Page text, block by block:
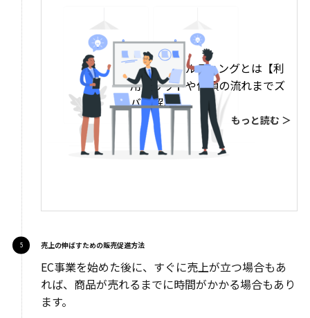
広告コンサルティングとは【利
用メリットや依頼の流れまでズ
バリ解説】
もっと読む ＞
売上の伸ばすための販売促進方法
EC事業を始めた後に、すぐに売上が立つ場合もあ
れば、商品が売れるまでに時間がかかる場合もあり
ます。